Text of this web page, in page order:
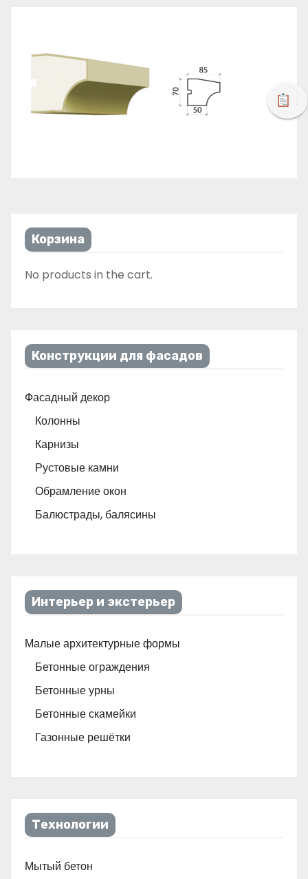
Корзина
No products in the cart.
Конструкции для фасадов
Фасадный декор
Колонны
Карнизы
Рустовые камни
Обрамление окон
Балюстрады, балясины
Интерьер и экстерьер
Малые архитектурные формы
Бетонные ограждения
Бетонные урны
Бетонные скамейки
Газонные решётки
Технологии
Мытый бетон